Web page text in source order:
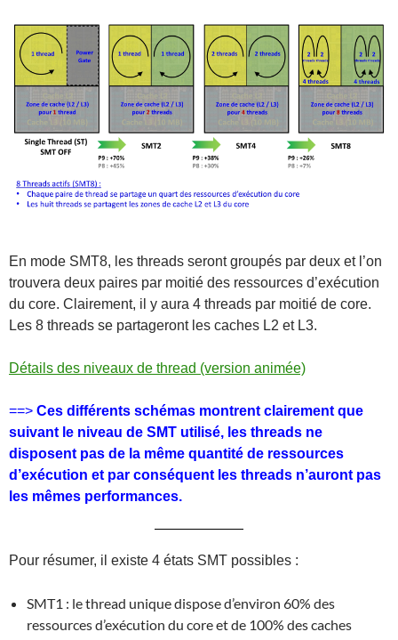
En mode SMT8, les threads seront groupés par deux et l’on
trouvera deux paires par moitié des ressources d’exécution
du core. Clairement, il y aura 4 threads par moitié de core.
Les 8 threads se partageront les caches L2 et L3.
Détails des niveaux de thread (version animée)
==> Ces différents schémas montrent clairement que
suivant le niveau de SMT utilisé, les threads ne
disposent pas de la même quantité de ressources
d’exécution et par conséquent les threads n’auront pas
les mêmes performances.
Pour résumer, il existe 4 états SMT possibles :
SMT1 : le thread unique dispose d’environ 60% des
ressources d’exécution du core et de 100% des caches